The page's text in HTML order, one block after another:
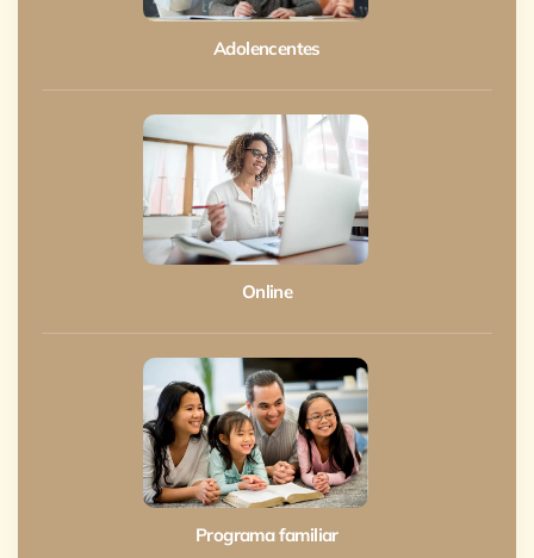
Adolencentes
Online
Programa familiar